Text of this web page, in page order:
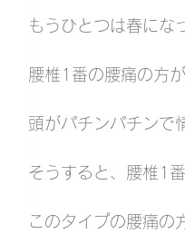
もうひとつは春にな
腰椎1番の腰痛の方
頭がパチンパチンで
そうすると、腰椎1
このタイプの腰痛の